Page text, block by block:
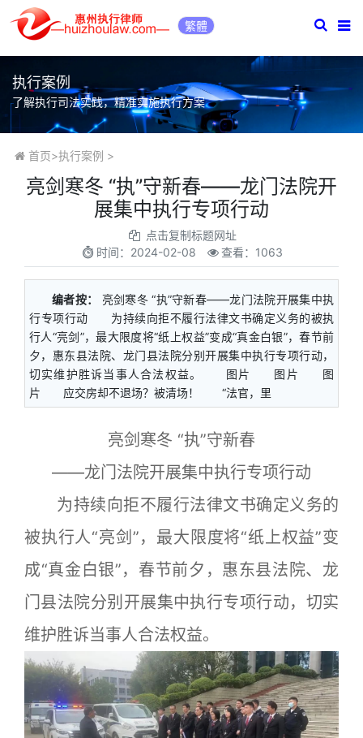
繁體
执行案例
了解执行司法实践，精准实施执行方案
首页>执行案例 >
亮剑寒冬 “执”守新春——龙门法院开
展集中执行专项行动
点击复制标题网址
时间： 2024-02-08 查看：1063
编者按：
亮剑寒冬 “执”守新春——龙门法院开展集中执
行专项行动 为持续向拒不履行法律文书确定义务的被执
行人“亮剑”，最大限度将“纸上权益”变成“真金白银”，春节前
夕，惠东县法院、龙门县法院分别开展集中执行专项行动，
切实维护胜诉当事人合法权益。 图片 图片 图
片 应交房却不退场？被清场！ “法官，里
亮剑寒冬 “执”守新春
——龙门法院开展集中执行专项行动
为持续向拒不履行法律文书确定义务的
被执行人“亮剑”，最大限度将“纸上权益”变
成“真金白银”，春节前夕，惠东县法院、龙
门县法院分别开展集中执行专项行动，切实
维护胜诉当事人合法权益。